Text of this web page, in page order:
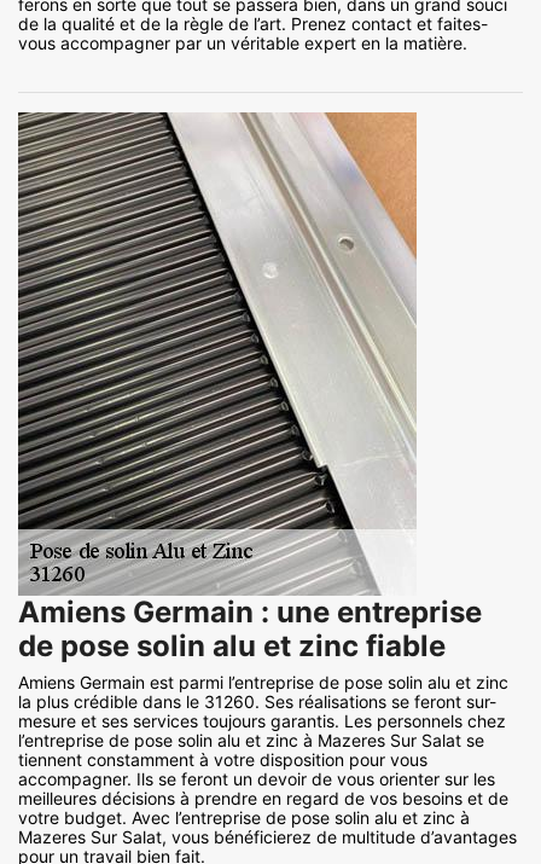
ferons en sorte que tout se passera bien, dans un grand souci
de la qualité et de la règle de l’art. Prenez contact et faites-
vous accompagner par un véritable expert en la matière.
Amiens Germain : une entreprise
de pose solin alu et zinc fiable
Amiens Germain est parmi l’entreprise de pose solin alu et zinc
la plus crédible dans le 31260. Ses réalisations se feront sur-
mesure et ses services toujours garantis. Les personnels chez
l’entreprise de pose solin alu et zinc à Mazeres Sur Salat se
tiennent constamment à votre disposition pour vous
accompagner. Ils se feront un devoir de vous orienter sur les
meilleures décisions à prendre en regard de vos besoins et de
votre budget. Avec l’entreprise de pose solin alu et zinc à
Mazeres Sur Salat, vous bénéficierez de multitude d’avantages
pour un travail bien fait.